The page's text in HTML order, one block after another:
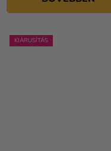
KIÁRUSÍTÁS